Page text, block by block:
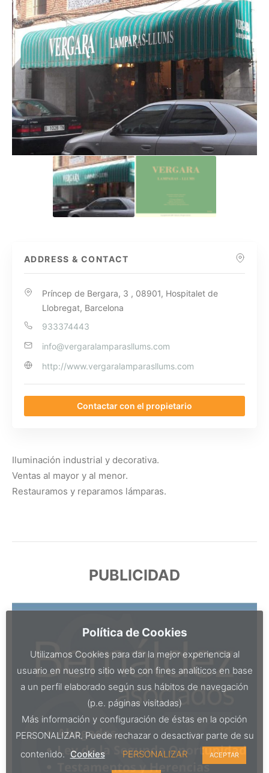
ADDRESS & CONTACT
Príncep de Bergara, 3 , 08901, Hospitalet de
Llobregat, Barcelona
933374443
info@vergaralamparasllums.com
http://www.vergaralamparasllums.com
Contactar con el propietario
Iluminación industrial y decorativa.
Ventas al mayor y al menor.
Restauramos y reparamos lámparas.
PUBLICIDAD
Política de Cookies
Utilizamos Cookies para dar la mejor experiencia al
usuario en nuestro sitio web con fines analíticos en base
a un perfil elaborado según sus hábitos de navegación
(p.e. páginas visitadas)
Más información y configuración de éstas en la opción
PERSONALIZAR. Puede rechazar o desactivar parte de su
contenido. Cookies PERSONALIZAR ACEPTAR